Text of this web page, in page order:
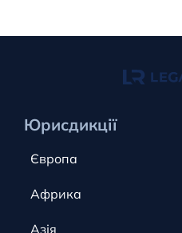
Юрисдикції
Європа
Кіпр
Африка
Канада
Азія